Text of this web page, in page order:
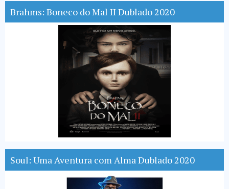
Brahms: Boneco do Mal II Dublado 2020
Soul: Uma Aventura com Alma Dublado 2020